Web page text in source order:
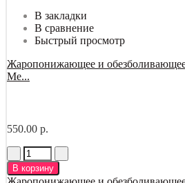
В закладки
В сравнение
Быстрый просмотр
Жаропонижающее и обезболивающее
Me...
550.00 р.
В корзину